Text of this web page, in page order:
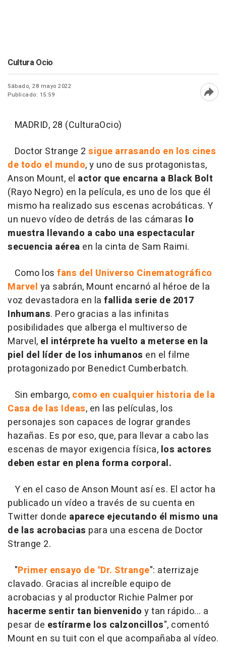
Cultura Ocio
Sábado, 28 mayo 2022
Publicado: 15:59
MADRID, 28 (CulturaOcio)
Doctor Strange 2 sigue arrasando en los cines
de todo el mundo, y uno de sus protagonistas,
Anson Mount, el actor que encarna a Black Bolt
(Rayo Negro) en la película, es uno de los que él
mismo ha realizado sus escenas acrobáticas. Y
un nuevo vídeo de detrás de las cámaras lo
muestra llevando a cabo una espectacular
secuencia aérea en la cinta de Sam Raimi.
Como los fans del Universo Cinematográfico
Marvel ya sabrán, Mount encarnó al héroe de la
voz devastadora en la fallida serie de 2017
Inhumans. Pero gracias a las infinitas
posibilidades que alberga el multiverso de
Marvel, el intérprete ha vuelto a meterse en la
piel del líder de los inhumanos en el filme
protagonizado por Benedict Cumberbatch.
Sin embargo, como en cualquier historia de la
Casa de las Ideas, en las películas, los
personajes son capaces de lograr grandes
hazañas. Es por eso, que, para llevar a cabo las
escenas de mayor exigencia física, los actores
deben estar en plena forma corporal.
Y en el caso de Anson Mount así es. El actor ha
publicado un vídeo a través de su cuenta en
Twitter donde aparece ejecutando él mismo una
de las acrobacias para una escena de Doctor
Strange 2.
"Primer ensayo de "Dr. Strange": aterrizaje
clavado. Gracias al increíble equipo de
acrobacias y al productor Richie Palmer por
hacerme sentir tan bienvenido y tan rápido... a
pesar de estírarme los calzoncillos", comentó
Mount en su tuit con el que acompañaba al vídeo.